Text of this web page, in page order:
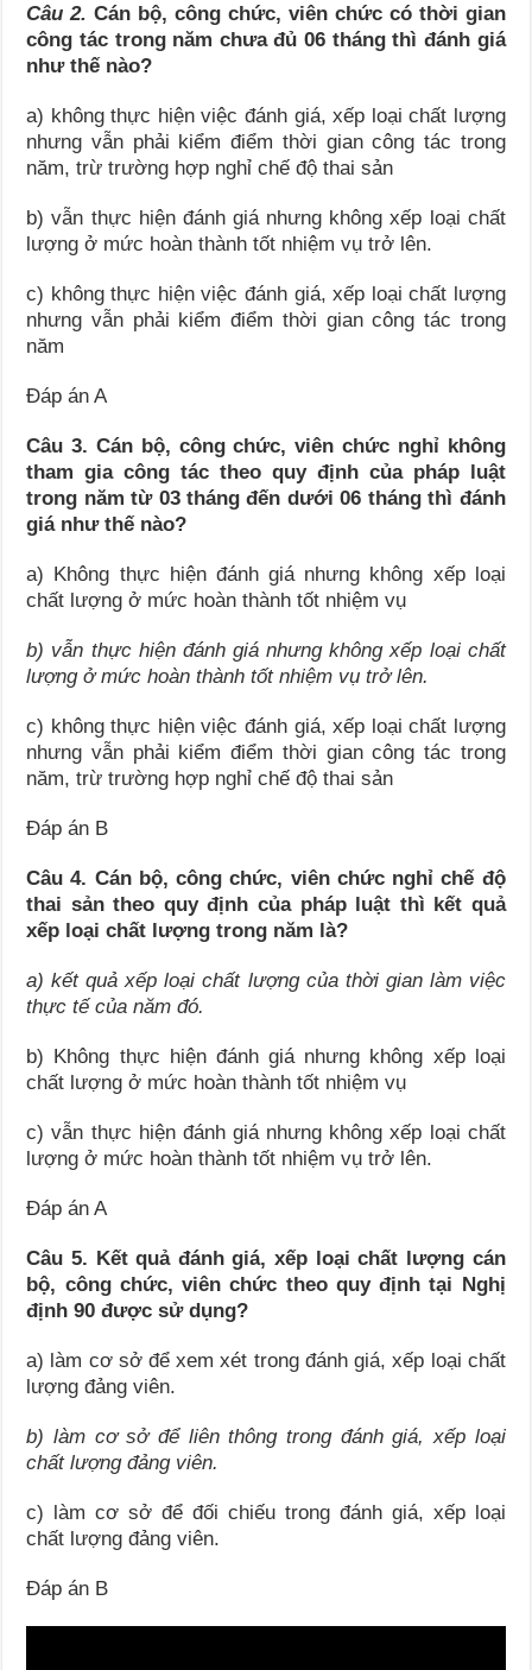
Câu 2.Cán bộ, công chức, viên chức có thời gian
công tác trong năm chưa đủ 06 tháng thì đánh giá
như thế nào?
a) không thực hiện việc đánh giá, xếp loại chất lượng
nhưng vẫn phải kiểm điểm thời gian công tác trong
năm, trừ trường hợp nghỉ chế độ thai sản
b) vẫn thực hiện đánh giá nhưng không xếp loại chất
lượng ở mức hoàn thành tốt nhiệm vụ trở lên.
c) không thực hiện việc đánh giá, xếp loại chất lượng
nhưng vẫn phải kiểm điểm thời gian công tác trong
năm
Đáp án A
Câu 3. Cán bộ, công chức, viên chức nghỉ không
tham gia công tác theo quy định của pháp luật
trong năm từ 03 tháng đến dưới 06 tháng thì đánh
giá như thế nào?
a) Không thực hiện đánh giá nhưng không xếp loại
chất lượng ở mức hoàn thành tốt nhiệm vụ
b) vẫn thực hiện đánh giá nhưng không xếp loại chất
lượng ở mức hoàn thành tốt nhiệm vụ trở lên.
c) không thực hiện việc đánh giá, xếp loại chất lượng
nhưng vẫn phải kiểm điểm thời gian công tác trong
năm, trừ trường hợp nghỉ chế độ thai sản
Đáp án B
Câu 4. Cán bộ, công chức, viên chức nghỉ chế độ
thai sản theo quy định của pháp luật thì kết quả
xếp loại chất lượng trong năm là?
a) kết quả xếp loại chất lượng của thời gian làm việc
thực tế của năm đó.
b) Không thực hiện đánh giá nhưng không xếp loại
chất lượng ở mức hoàn thành tốt nhiệm vụ
c) vẫn thực hiện đánh giá nhưng không xếp loại chất
lượng ở mức hoàn thành tốt nhiệm vụ trở lên.
Đáp án A
Câu 5. Kết quả đánh giá, xếp loại chất lượng cán
bộ, công chức, viên chức theo quy định tại Nghị
định 90 được sử dụng?
a) làm cơ sở để xem xét trong đánh giá, xếp loại chất
lượng đảng viên.
b) làm cơ sở để liên thông trong đánh giá, xếp loại
chất lượng đảng viên.
c) làm cơ sở để đối chiếu trong đánh giá, xếp loại
chất lượng đảng viên.
Đáp án B